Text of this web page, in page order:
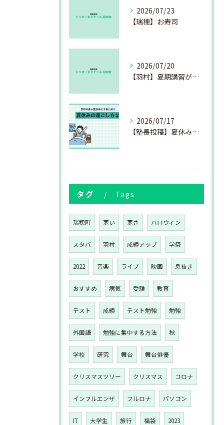
2026/07/23
【瑞穂】お寿司
2026/07/20
【羽村】夏期講習が始まりました
2026/07/17
【塾長投稿】夏休みの過ごし方③
タグ Tags
瑞穂町 寒い 寒さ ハロウィン
スタバ 羽村 成績アップ 学祭
2022 音楽 ライブ 映画 息抜き
おすすめ 病気 受験 教育
テスト 成績 テスト勉強 勉強
外国語 勉強に集中する方法 秋
学校 研究 舞台 舞台俳優
クリスマスツリー クリスマス コロナ
インフルエンザ フルロナ パソコン
IT 大学生 旅行 福袋 2023